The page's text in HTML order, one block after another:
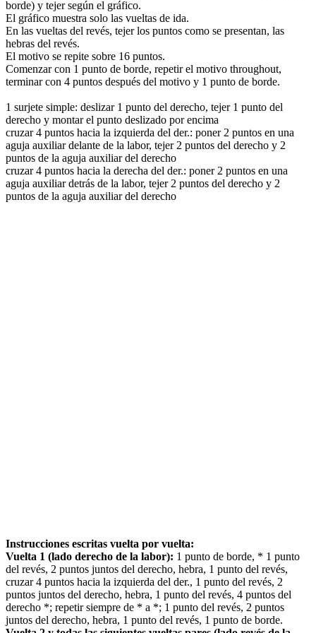
borde) y tejer según el gráfico.
El gráfico muestra solo las vueltas de ida.
En las vueltas del revés, tejer los puntos como se presentan, las
hebras del revés.
El motivo se repite sobre 16 puntos.
Comenzar con 1 punto de borde, repetir el motivo throughout,
terminar con 4 puntos después del motivo y 1 punto de borde.
1 surjete simple: deslizar 1 punto del derecho, tejer 1 punto del
derecho y montar el punto deslizado por encima
cruzar 4 puntos hacia la izquierda del der.: poner 2 puntos en una
aguja auxiliar delante de la labor, tejer 2 puntos del derecho y 2
puntos de la aguja auxiliar del derecho
cruzar 4 puntos hacia la derecha del der.: poner 2 puntos en una
aguja auxiliar detrás de la labor, tejer 2 puntos del derecho y 2
puntos de la aguja auxiliar del derecho
Instrucciones escritas vuelta por vuelta:
Vuelta 1 (lado derecho de la labor): 1 punto de borde, * 1 punto
del revés, 2 puntos juntos del derecho, hebra, 1 punto del revés,
cruzar 4 puntos hacia la izquierda del der., 1 punto del revés, 2
puntos juntos del derecho, hebra, 1 punto del revés, 4 puntos del
derecho *; repetir siempre de * a *; 1 punto del revés, 2 puntos
juntos del derecho, hebra, 1 punto del revés, 1 punto de borde.